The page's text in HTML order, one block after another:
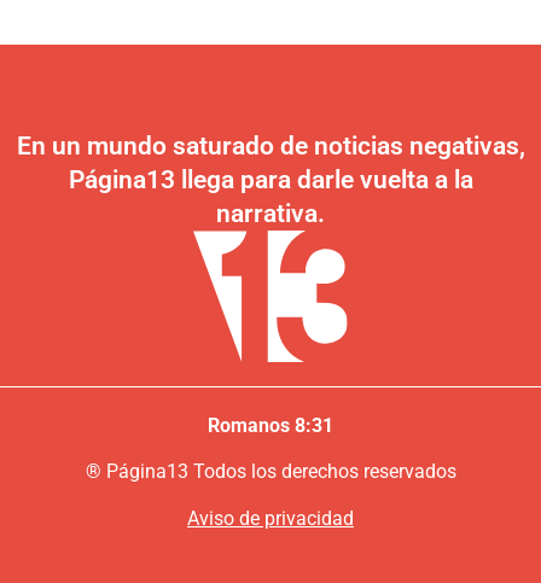
En un mundo saturado de noticias negativas,
Página13 llega para darle vuelta a la
narrativa.
Romanos 8:31
® Página13 Todos los derechos reservados
Aviso de privacidad